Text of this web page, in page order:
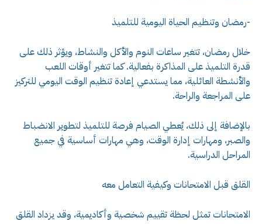
-رمضان وتنظيم الحياة اليومية للتلميذ
خلال رمضان، تتغير ساعات النوم والأكل والنشاط، ويؤثر ذلك على
قدرة التلميذ على المذاكرة بفعالية. كما تتغير أوقات اللعب
والأنشطة العائلية، مما يستدعي إعادة تنظيم الوقت اليومي للتركيز
على المراجعة والراحة.
بالإضافة إلى ذلك، يُعطي الصيام فرصة للتلميذ لتطوير الانضباط
والصبر، ومهارات إدارة الوقت، وهي مهارات أساسية في جميع
المراحل الدراسية.
القلق قبل الامتحانات وكيفية التعامل معه
الامتحانات تمثل لحظة تقييم شخصية وأكاديمية، وقد يزداد القلق